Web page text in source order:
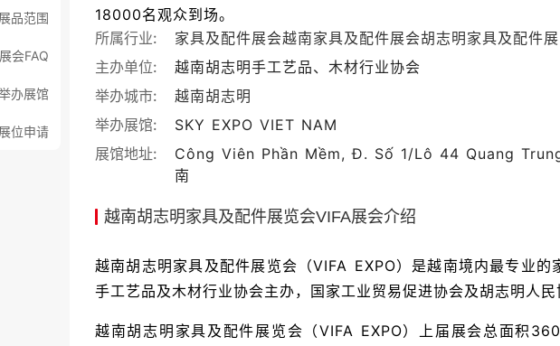
品范围
会FAQ
办展馆
位申请
18000名观众到场。
所属行业:
家具及配件展会越南家具及配件展会胡志明家具及配件展
主办单位:
越南胡志明手工艺品、木材行业协会
举办城市:
越南胡志明
举办展馆:
SKY EXPO VIET NAM
展馆地址:
Công Viên Phần Mềm, Đ. Số 1/Lô 44 Quang
南
越南胡志明家具及配件展览会VIFA展会介绍
越南胡志明家具及配件展览会（VIFA EXPO）是越南境内最专业的
手工艺品及木材行业协会主办，国家工业贸易促进协会及胡志明人民
越南胡志明家具及配件展览会（VIFA EXPO）上届展会总面积